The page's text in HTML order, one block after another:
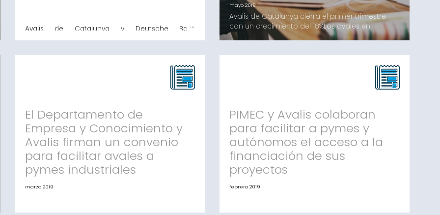
Avalis de Catalunya y Deutsche Bank
de 2019. Avalis de Catalunya SGR y Deutsche Bank,
han retomado su actividad de colaboración con
el objetivo de impulsar la financiación de
pequeñas y medianas empresas y autónomos en
mayo 2019
Avalis de Catalunya cierra el primer trimestre
con un crecimiento del 18%Los avales en
operaciones de inversión aumentan un 41%
30 de abril de 2019.- Avalis de Catalunya SGR ha
formalizado un total de 30,1 millones de euros a
El Departamento de
Empresa y Conocimiento y
Avalis firman un convenio
para facilitar avales a
pymes industriales
marzo 2019
PIMEC y Avalis colaboran
para facilitar a pymes y
autónomos el acceso a la
financiación de sus
proyectos
febrero 2019